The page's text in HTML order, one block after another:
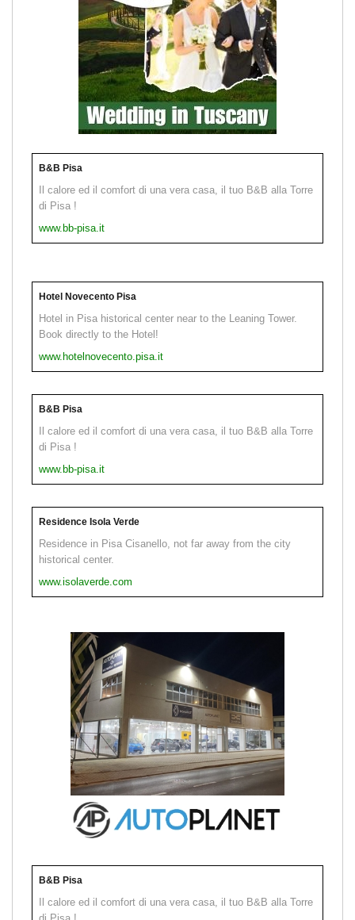
B&B Pisa
Il calore ed il comfort di una vera casa, il tuo B&B alla Torre
di Pisa !
www.bb-pisa.it
Hotel Novecento Pisa
Hotel in Pisa historical center near to the Leaning Tower.
Book directly to the Hotel!
www.hotelnovecento.pisa.it
B&B Pisa
Il calore ed il comfort di una vera casa, il tuo B&B alla Torre
di Pisa !
www.bb-pisa.it
Residence Isola Verde
Residence in Pisa Cisanello, not far away from the city
historical center.
www.isolaverde.com
B&B Pisa
Il calore ed il comfort di una vera casa, il tuo B&B alla Torre